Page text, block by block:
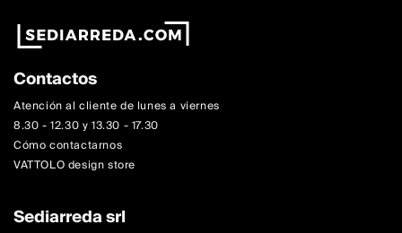
Contactos
Atención al cliente de lunes a viernes
8.30 - 12.30 y 13.30 - 17.30
Cómo contactarnos
VATTOLO design store
Sediarreda srl